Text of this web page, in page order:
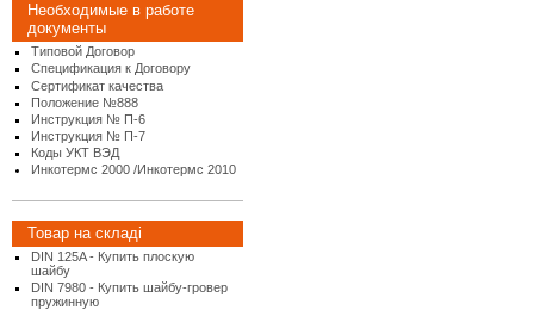
Необходимые в работе
документы
Типовой Договор
Спецификация к Договору
Сертификат качества
Положение №888
Инструкция № П-6
Инструкция № П-7
Коды УКТ ВЭД
Инкотермс 2000 /Инкотермс 2010
Товар на складі
DIN 125A - Купить плоскую
шайбу
DIN 7980 - Купить шайбу-гровер
пружинную